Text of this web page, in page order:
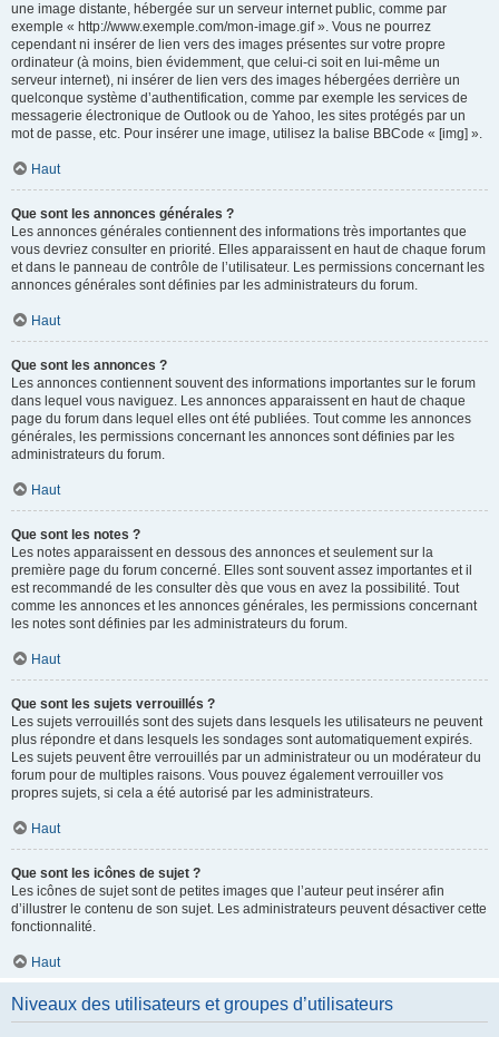
une image distante, hébergée sur un serveur internet public, comme par
exemple « http://www.exemple.com/mon-image.gif ». Vous ne pourrez
cependant ni insérer de lien vers des images présentes sur votre propre
ordinateur (à moins, bien évidemment, que celui-ci soit en lui-même un
serveur internet), ni insérer de lien vers des images hébergées derrière un
quelconque système d’authentification, comme par exemple les services de
messagerie électronique de Outlook ou de Yahoo, les sites protégés par un
mot de passe, etc. Pour insérer une image, utilisez la balise BBCode « [img] ».
Haut
Que sont les annonces générales ?
Les annonces générales contiennent des informations très importantes que
vous devriez consulter en priorité. Elles apparaissent en haut de chaque forum
et dans le panneau de contrôle de l’utilisateur. Les permissions concernant les
annonces générales sont définies par les administrateurs du forum.
Haut
Que sont les annonces ?
Les annonces contiennent souvent des informations importantes sur le forum
dans lequel vous naviguez. Les annonces apparaissent en haut de chaque
page du forum dans lequel elles ont été publiées. Tout comme les annonces
générales, les permissions concernant les annonces sont définies par les
administrateurs du forum.
Haut
Que sont les notes ?
Les notes apparaissent en dessous des annonces et seulement sur la
première page du forum concerné. Elles sont souvent assez importantes et il
est recommandé de les consulter dès que vous en avez la possibilité. Tout
comme les annonces et les annonces générales, les permissions concernant
les notes sont définies par les administrateurs du forum.
Haut
Que sont les sujets verrouillés ?
Les sujets verrouillés sont des sujets dans lesquels les utilisateurs ne peuvent
plus répondre et dans lesquels les sondages sont automatiquement expirés.
Les sujets peuvent être verrouillés par un administrateur ou un modérateur du
forum pour de multiples raisons. Vous pouvez également verrouiller vos
propres sujets, si cela a été autorisé par les administrateurs.
Haut
Que sont les icônes de sujet ?
Les icônes de sujet sont de petites images que l’auteur peut insérer afin
d’illustrer le contenu de son sujet. Les administrateurs peuvent désactiver cette
fonctionnalité.
Haut
Niveaux des utilisateurs et groupes d’utilisateurs